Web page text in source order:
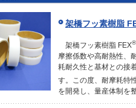
架橋フッ素樹脂
架橋フッ素樹脂 FEX®
摩擦係数や高耐熱性、
耗耐久性と基材との接
す。この度、耐摩耗特
を開発し、量産体制を